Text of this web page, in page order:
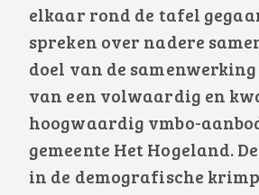
elkaar rond de tafel
spreken over nadere
doel van de
van een volwaardig en
hoogwaardig vmbo-
gemeente Het Hogeland.
in de demografische krimp